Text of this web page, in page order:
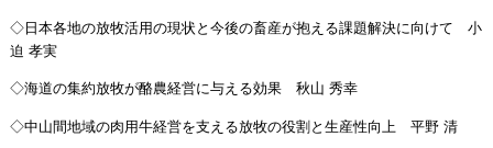
◇日本各地の放牧活用の現状と今後の畜産が抱える課題解決に向けて 小
迫 孝実
◇海道の集約放牧が酪農経営に与える効果 秋山 秀幸
◇中山間地域の肉用牛経営を支える放牧の役割と生産性向上 平野 清